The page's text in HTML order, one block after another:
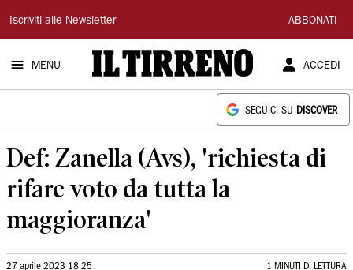
Il
Tirreno
Iscriviti alle Newsletter ABBONATI
MENU ACCEDI
SEGUICI SU DISCOVER
Def: Zanella (Avs), 'richiesta di
rifare voto da tutta la
maggioranza'
27 aprile 2023 18:25 1 MINUTI DI LETTURA